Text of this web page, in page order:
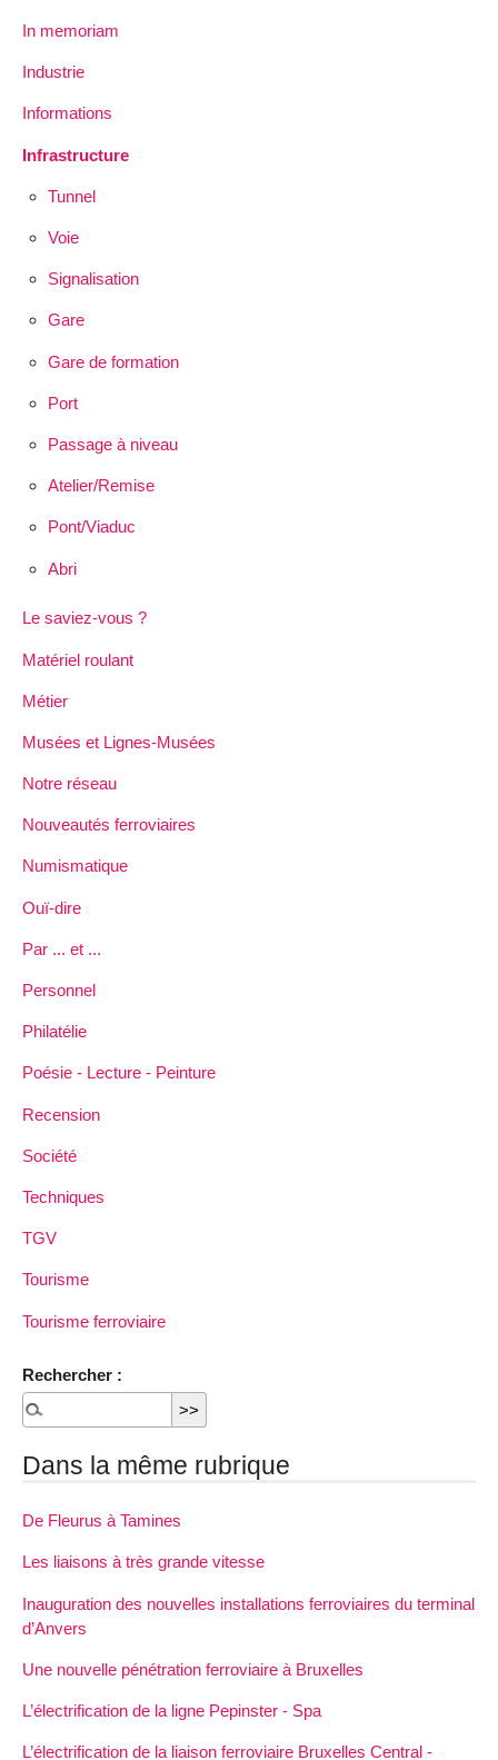
In memoriam
Industrie
Informations
Infrastructure
Tunnel
Voie
Signalisation
Gare
Gare de formation
Port
Passage à niveau
Atelier/Remise
Pont/Viaduc
Abri
Le saviez-vous ?
Matériel roulant
Métier
Musées et Lignes-Musées
Notre réseau
Nouveautés ferroviaires
Numismatique
Ouï-dire
Par ... et ...
Personnel
Philatélie
Poésie - Lecture - Peinture
Recension
Société
Techniques
TGV
Tourisme
Tourisme ferroviaire
Rechercher :
Dans la même rubrique
De Fleurus à Tamines
Les liaisons à très grande vitesse
Inauguration des nouvelles installations ferroviaires du terminal
d’Anvers
Une nouvelle pénétration ferroviaire à Bruxelles
L’électrification de la ligne Pepinster - Spa
L’électrification de la liaison ferroviaire Bruxelles Central -